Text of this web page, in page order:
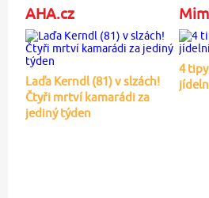
AHA.cz
Laďa Kerndl (81) v slzách!
Čtyři mrtví kamarádi za
jediný týden
4